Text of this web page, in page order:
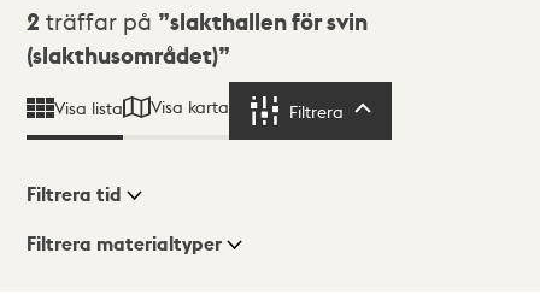
Sökresultat
2 träffar på
slakthallen för svin
(slakthusområdet)
Visa lista Visa karta Filtrera
Visningsläge
Filtrera tid
Filtrera materialtyper